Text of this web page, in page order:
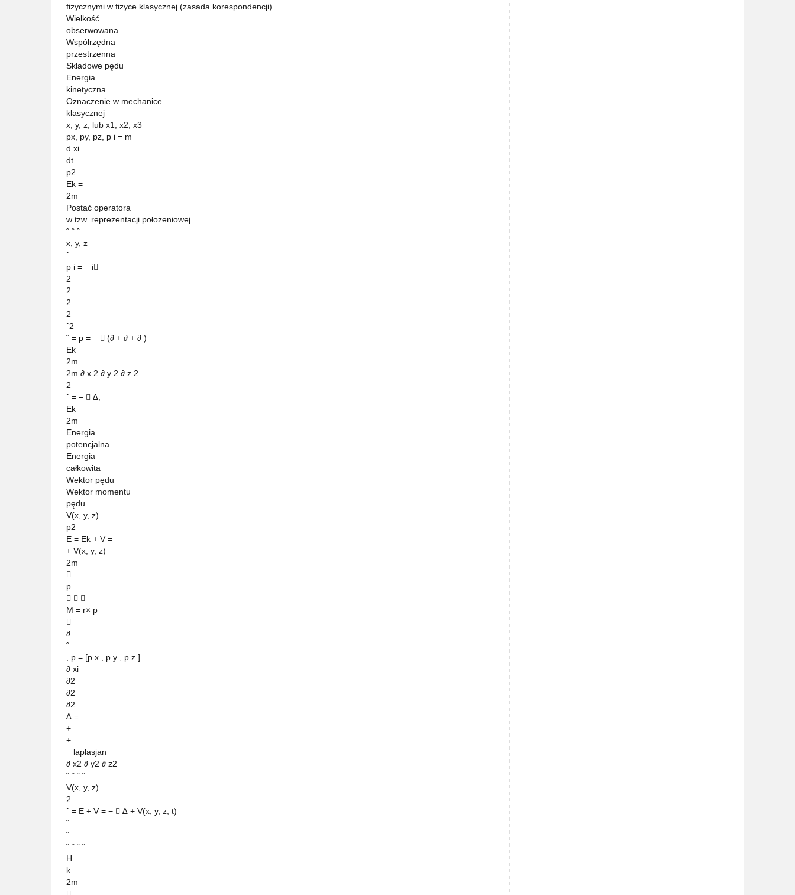
fizycznymi w fizyce klasycznej (zasada korespondencji).
Wielkość
obserwowana
Współrzędna
przestrzenna
Składowe pędu
Energia
kinetyczna
Oznaczenie w mechanice
klasycznej
x, y, z, lub x1, x2, x3
px, py, pz, p i = m
d xi
dt
p2
Ek =
2m
Postać operatora
w tzw. reprezentacji położeniowej
ˆ ˆ ˆ
x, y, z
ˆ
p i = − i
2
2
2
2
ˆ2
ˆ = p = −  (∂ + ∂ + ∂ )
Ek
2m
2m ∂ x 2 ∂ y 2 ∂ z 2
2
ˆ = −  ∆,
Ek
2m
Energia
potencjalna
Energia
całkowita
Wektor pędu
Wektor momentu
pędu
V(x, y, z)
p2
E = Ek + V =
+ V(x, y, z)
2m

p
  
M = r× p

∂
ˆ
, p = [p x , p y , p z ]
∂ xi
∂2
∂2
∂2
∆ =
+
+
− laplasjan
∂ x2 ∂ y2 ∂ z2
ˆ ˆ ˆ ˆ
V(x, y, z)
2
ˆ = E + V = −  ∆ + V(x, y, z, t)
ˆ
ˆ
ˆ ˆ ˆ ˆ
H
k
2m